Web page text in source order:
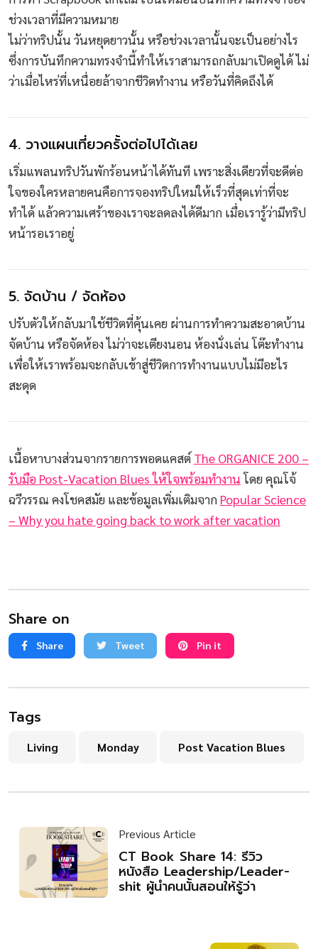
ช่วงเวลาที่มีความหมาย
ไม่ว่าทริปนั้น วันหยุดยาวนั้น หรือช่วงเวลานั้นจะเป็นอย่างไร
ซึ่งการบันทึกความทรงจำนี้ทำให้เราสามารถกลับมาเปิดดูได้ ไม่
ว่าเมื่อไหร่ที่เหนื่อยล้าจากชีวิตทำงาน หรือวันที่คิดถึงได้
4. วางแผนเที่ยวครั้งต่อไปได้เลย
เริ่มแพลนทริปวันพักร้อนหน้าได้ทันที เพราะสิ่งเดียวที่จะดีต่อ
ใจของใครหลายคนคือการจองทริปใหม่ให้เร็วที่สุดเท่าที่จะ
ทำได้ แล้วความเศร้าของเราจะลดลงได้ดีมาก เมื่อเรารู้ว่ามีทริป
หน้ารอเราอยู่
5. จัดบ้าน / จัดห้อง
ปรับตัวให้กลับมาใช้ชีวิตที่คุ้นเคย ผ่านการทำความสะอาดบ้าน
จัดบ้าน หรือจัดห้อง ไม่ว่าจะเตียงนอน ห้องนั่งเล่น โต๊ะทำงาน
เพื่อให้เราพร้อมจะกลับเข้าสู่ชีวิตการทำงานแบบไม่มีอะไร
สะดุด
เนื้อหาบางส่วนจากรายการพอดแคสต์The ORGANICE 200 –
รับมือ Post-Vacation Blues ให้ใจพร้อมทำงานโดย คุณโจ้
ฉวีวรรณ คงโชคสมัย และข้อมูลเพิ่มเติมจาก Popular Science
– Why you hate going back to work after vacation
Share on
Share Tweet Pin it
Tags
Living Monday Post Vacation Blues
Previous Article
CT Book Share 14: รีวิว
หนังสือ Leadership/Leader-
shit ผู้นำคนนั้นสอนให้รู้ว่า